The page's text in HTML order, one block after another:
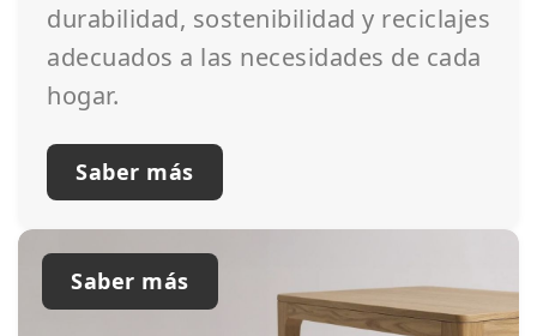
durabilidad, sostenibilidad y reciclajes
adecuados a las necesidades de cada
hogar.
Saber más
Saber más